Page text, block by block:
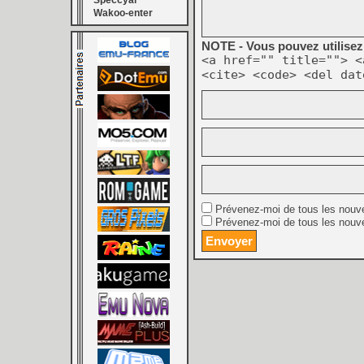
Wakoo-enter
NOTE - Vous pouvez
<a href="" title="">
<cite> <code> <del
Prévenez-moi de tous les
Prévenez-moi de tous les